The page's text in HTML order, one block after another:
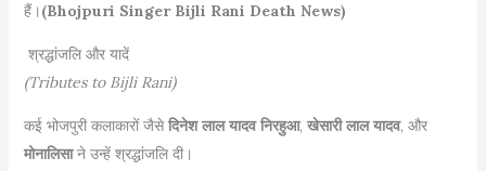
हैं। (Bhojpuri Singer Bijli Rani Death News)
श्रद्धांजलि और यादें
(Tributes to Bijli Rani)
कई भोजपुरी कलाकारों जैसेदिनेश लाल यादव निरहुआ, खेसारी लाल यादव, और
मोनालिसाने उन्हें श्रद्धांजलि दी।